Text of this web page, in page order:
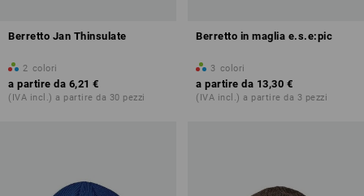
Berretto Jan Thinsulate
2 colori
a partire da 6,21 €
(IVA incl.) a partire da 30 pezzi
Berretto in maglia e.s.e:pic
3 colori
a partire da 13,30 €
(IVA incl.) a partire da 3 pezzi